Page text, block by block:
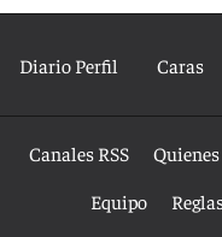
Diario Perfil Caras
Canales RSS
Equipo